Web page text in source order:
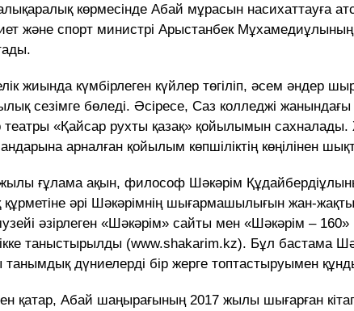
көрмесінде Абай мұрасын насихаттауға
және спорт министрі Арыстанбек
жиында күмбірлеген күйлер төгіліп, әсем әндер
сезімге бөледі. Әсіресе, Саз колледжі
театры «Қайсар рухты қазақ» қойылымын сахналады.
арналған қойылым көпшіліктің көңілінен
ғұлама ақын, философ Шәкәрім
құрметіне әрі Шәкәрімнің шығармашылығын жан-
әзірлеген «Шәкәрім» сайты мен «Шәкәрім – 160»
таныстырылды (www.shakarim.kz). Бұл бастама
танымдық дүниелерді бір жерге топтастыруымен
қатар, Абай шаңырағының 2017 жылы шығарған